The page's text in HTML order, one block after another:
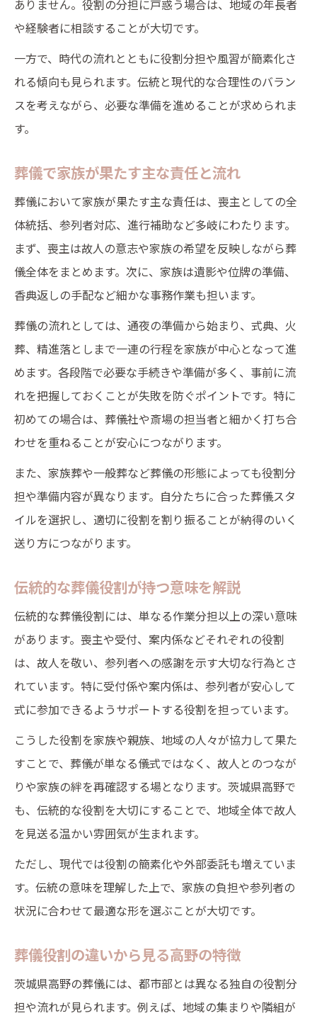
役割分担が葬儀に与える影響と効果
葬儀参列時に気を付けたい役割と礼儀
ありません。役割の分担に戸惑う場合は、地域の年長者
や経験者に相談することが大切です。
一方で、時代の流れとともに役割分担や風習が簡素化さ
れる傾向も見られます。伝統と現代的な合理性のバラン
スを考えながら、必要な準備を進めることが求められま
す。
葬儀で家族が果たす主な責任と流れ
葬儀において家族が果たす主な責任は、喪主としての全
体統括、参列者対応、進行補助など多岐にわたります。
まず、喪主は故人の意志や家族の希望を反映しながら葬
儀全体をまとめます。次に、家族は遺影や位牌の準備、
香典返しの手配など細かな事務作業も担います。
葬儀の流れとしては、通夜の準備から始まり、式典、火
葬、精進落としまで一連の行程を家族が中心となって進
めます。各段階で必要な手続きや準備が多く、事前に流
れを把握しておくことが失敗を防ぐポイントです。特に
初めての場合は、葬儀社や斎場の担当者と細かく打ち合
わせを重ねることが安心につながります。
また、家族葬や一般葬など葬儀の形態によっても役割分
担や準備内容が異なります。自分たちに合った葬儀スタ
イルを選択し、適切に役割を割り振ることが納得のいく
送り方につながります。
伝統的な葬儀役割が持つ意味を解説
伝統的な葬儀役割には、単なる作業分担以上の深い意味
があります。喪主や受付、案内係などそれぞれの役割
は、故人を敬い、参列者への感謝を示す大切な行為とさ
れています。特に受付係や案内係は、参列者が安心して
式に参加できるようサポートする役割を担っています。
こうした役割を家族や親族、地域の人々が協力して果た
すことで、葬儀が単なる儀式ではなく、故人とのつなが
りや家族の絆を再確認する場となります。茨城県高野で
も、伝統的な役割を大切にすることで、地域全体で故人
を見送る温かい雰囲気が生まれます。
ただし、現代では役割の簡素化や外部委託も増えていま
す。伝統の意味を理解した上で、家族の負担や参列者の
状況に合わせて最適な形を選ぶことが大切です。
葬儀役割の違いから見る高野の特徴
茨城県高野の葬儀には、都市部とは異なる独自の役割分
担や流れが見られます。例えば、地域の集まりや隣組が